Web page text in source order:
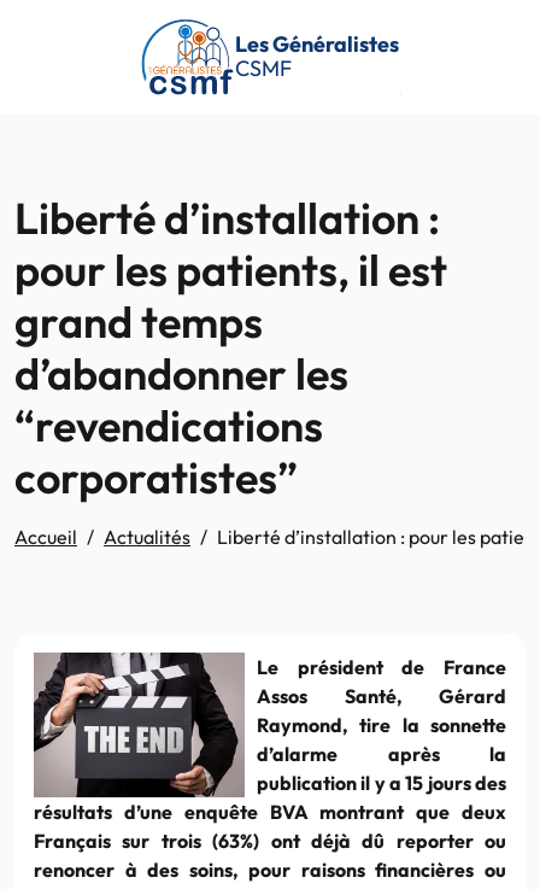
Passer au contenu principal
Les Généralistes
CSMF
Liberté d’installation :
pour les patients, il est
grand temps
d’abandonner les
“revendications
corporatistes”
Accueil Actualités Liberté d’installation : pour les
Le président de France
Assos Santé, Gérard
Raymond, tire la sonnette
d’alarme après la
publication il y a 15 jours des
résultats d’une enquête BVA montrant que deux
Français sur trois (63%) ont déjà dû reporter ou
renoncer à des soins, pour raisons financières ou